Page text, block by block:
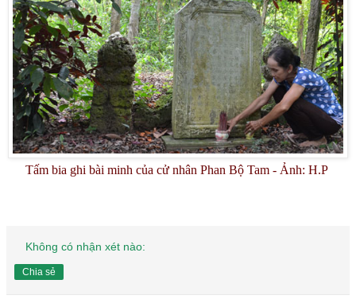
Tấm bia ghi bài minh của cử nhân Phan Bộ Tam - Ảnh: H.P
Không có nhận xét nào:
Chia sẻ